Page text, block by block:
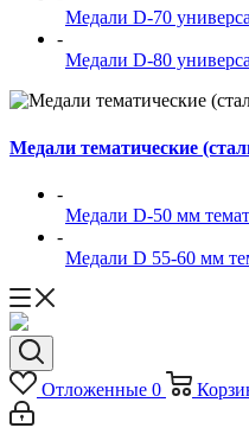
Медали D-70
-
Медали D-80
Медали тематические
-
Медали D-50 мм
-
Медали D 55-60 мм
Отложенные 0